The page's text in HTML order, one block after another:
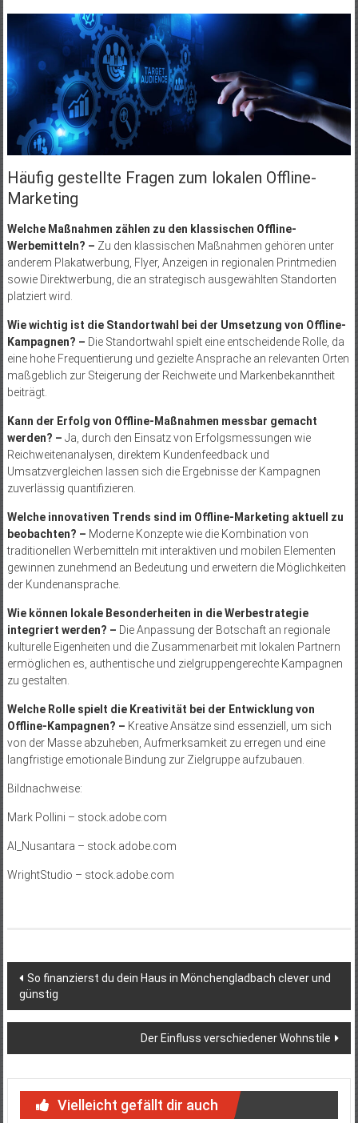
Häufig gestellte Fragen zum lokalen Offline-
Marketing
Welche Maßnahmen zählen zu den klassischen Offline-
Werbemitteln? – Zu den klassischen Maßnahmen gehören unter
anderem Plakatwerbung, Flyer, Anzeigen in regionalen Printmedien
sowie Direktwerbung, die an strategisch ausgewählten Standorten
platziert wird.
Wie wichtig ist die Standortwahl bei der Umsetzung von Offline-
Kampagnen? – Die Standortwahl spielt eine entscheidende Rolle, da
eine hohe Frequentierung und gezielte Ansprache an relevanten Orten
maßgeblich zur Steigerung der Reichweite und Markenbekanntheit
beiträgt.
Kann der Erfolg von Offline-Maßnahmen messbar gemacht
werden? – Ja, durch den Einsatz von Erfolgsmessungen wie
Reichweitenanalysen, direktem Kundenfeedback und
Umsatzvergleichen lassen sich die Ergebnisse der Kampagnen
zuverlässig quantifizieren.
Welche innovativen Trends sind im Offline-Marketing aktuell zu
beobachten? – Moderne Konzepte wie die Kombination von
traditionellen Werbemitteln mit interaktiven und mobilen Elementen
gewinnen zunehmend an Bedeutung und erweitern die Möglichkeiten
der Kundenansprache.
Wie können lokale Besonderheiten in die Werbestrategie
integriert werden? – Die Anpassung der Botschaft an regionale
kulturelle Eigenheiten und die Zusammenarbeit mit lokalen Partnern
ermöglichen es, authentische und zielgruppengerechte Kampagnen
zu gestalten.
Welche Rolle spielt die Kreativität bei der Entwicklung von
Offline-Kampagnen? – Kreative Ansätze sind essenziell, um sich
von der Masse abzuheben, Aufmerksamkeit zu erregen und eine
langfristige emotionale Bindung zur Zielgruppe aufzubauen.
Bildnachweise:
Mark Pollini – stock.adobe.com
AI_Nusantara – stock.adobe.com
WrightStudio – stock.adobe.com
Beitragsnavigation
So finanzierst du dein Haus in Mönchengladbach clever und
günstig
Der Einfluss verschiedener Wohnstile
Vielleicht gefällt dir auch